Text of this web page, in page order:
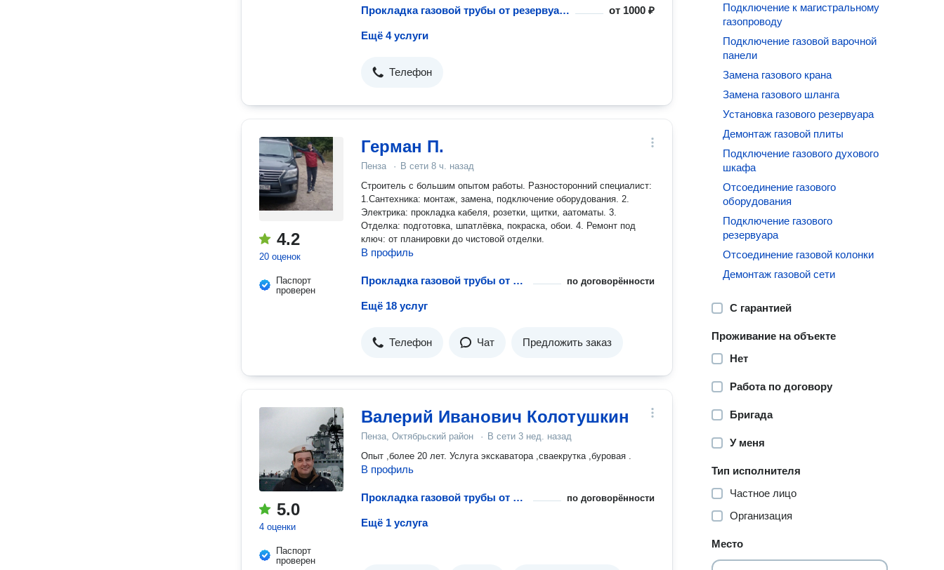
Прокладка газовой трубы от резервуара до дома от 1000 ₽
Ещё 4 услуги
Телефон
4.2
20 оценок
Паспорт
проверен
Герман П.
Пенза · В сети 8 ч. назад
Строитель с большим опытом работы. Разносторонний специалист:
1.Сантехника: монтаж, замена, подключение оборудования. 2.
Электрика: прокладка кабеля, розетки, щитки, аатоматы. 3.
Отделка: подготовка, шпатлёвка, покраска, обои. 4. Ремонт под
ключ: от планировки до чистовой отделки.
В профиль
Прокладка газовой трубы от резервуара до дома по договорённости
Ещё 18 услуг
Телефон Чат Предложить заказ
5.0
4 оценки
Паспорт
проверен
Валерий Иванович Колотушкин
Пенза, Октябрьский район · В сети 3 нед. назад
Опыт ,более 20 лет. Услуга экскаватора ,сваекрутка ,буровая .
В профиль
Прокладка газовой трубы от резервуара до дома по договорённости
Ещё 1 услуга
Подключение к магистральному
газопроводу
Подключение газовой варочной
панели
Замена газового крана
Замена газового шланга
Установка газового резервуара
Демонтаж газовой плиты
Подключение газового духового
шкафа
Отсоединение газового
оборудования
Подключение газового
резервуара
Отсоединение газовой колонки
Демонтаж газовой сети
С гарантией
Проживание на объекте
Нет
Работа по договору
Бригада
У меня
Тип исполнителя
Частное лицо
Организация
Место